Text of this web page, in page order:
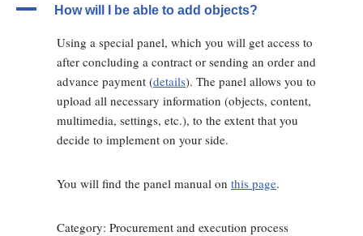
A How will I be able to add objects?
Using a special panel, which you will get access to
after concluding a contract or sending an order and
advance payment (details). The panel allows you to
upload all necessary information (objects, content,
multimedia, settings, etc.), to the extent that you
decide to implement on your side.
You will find the panel manual on this page.
Category: Procurement and execution process